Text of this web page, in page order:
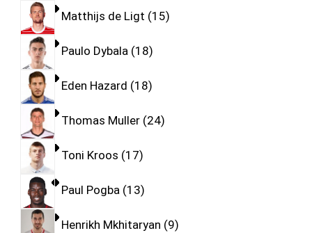
Matthijs de Ligt 15
Paulo Dybala 18
Eden Hazard 18
Thomas Muller 24
Toni Kroos 17
Paul Pogba 13
Henrikh Mkhitaryan 9